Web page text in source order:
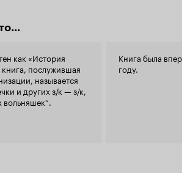
фильма
женщина, сумевшая
и лишения
и репрессий. Она
героини. Вера -
не тронуть. Во многих
как «История
книга, послужившая
называется
и других з/к — з/к,
Книга была
году.